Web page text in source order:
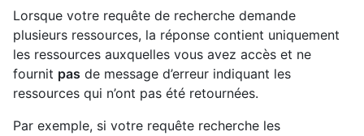
Lorsque votre requête de recherche demande
plusieurs ressources, la réponse contient uniquement
les ressources auxquelles vous avez accès et ne
fournit pas de message d’erreur indiquant les
ressources qui n’ont pas été retournées.
Par exemple, si votre requête recherche les